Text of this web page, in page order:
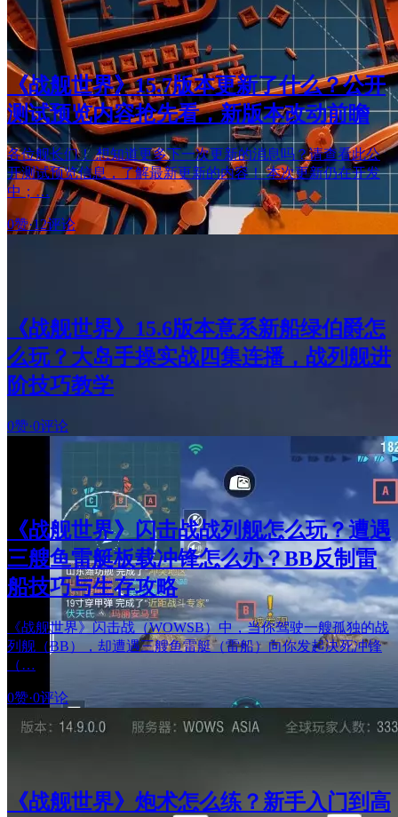
《战舰世界》15.7版本更新了什么？公开
测试预览内容抢先看，新版本改动前瞻
各位舰长们！ 想知道更多下一次更新的消息吗？请查看此公
开测试预览信息，了解最新更新的内容！ 本次更新仍在开发
中；…
0赞·12评论
《战舰世界》15.6版本意系新船绿伯爵怎
么玩？大岛手操实战四集连播，战列舰进
阶技巧教学
0赞·0评论
《战舰世界》闪击战战列舰怎么玩？遭遇
三艘鱼雷艇板载冲锋怎么办？BB反制雷
船技巧与生存攻略
《战舰世界》闪击战（WOWSB）中，当你驾驶一艘孤独的战
列舰（BB），却遭遇三艘鱼雷艇（雷船）向你发起决死冲锋
（…
0赞·0评论
《战舰世界》炮术怎么练？新手入门到高